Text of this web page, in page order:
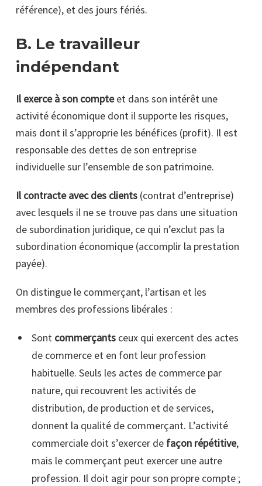
référence), et des jours fériés.
B. Le travailleur
indépendant
Il exerce à son compteet dans son intérêt une
activité économique dont il supporte les risques,
mais dont il s’approprie les bénéfices (profit). Il est
responsable des dettes de son entreprise
individuelle sur l’ensemble de son patrimoine.
Il contracte avec des clients (contrat d’entreprise)
avec lesquels il ne se trouve pas dans une situation
de subordination juridique, ce qui n’exclut pas la
subordination économique (accomplir la prestation
payée).
On distingue le commerçant, l’artisan et les
membres des professions libérales :
Sont commerçantsceux qui exercent des actes
de commerce et en font leur profession
habituelle. Seuls les actes de commerce par
nature, qui recouvrent les activités de
distribution, de production et de services,
donnent la qualité de commerçant. L’activité
commerciale doit s’exercer de façon répétitive,
mais le commerçant peut exercer une autre
profession. Il doit agir pour son propre compte ;